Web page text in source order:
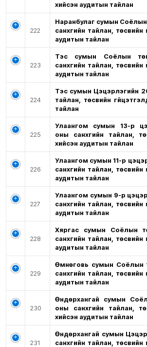
хийсэн аудитын тайлан
222
Наранбулаг сумын
санхүүгийн тайлан,
аудитын тайлан
223
Тэс сумын Соёлын
санхүүгийн тайлан,
аудитын тайлан
224
Тэс сумын Цэцэрлэгийн
тайлан, төсвийн
тайлан
225
Улаангом сумын 13-р
оны санхүүгийн тайлан,
хийсэн аудитын тайлан
226
Улаангом сумын 11-р
санхүүгийн тайлан,
аудитын тайлан
227
Улаангом сумын 9-р
санхүүгийн тайлан,
аудитын тайлан
228
Хяргас сумын Соёлын
санхүүгийн тайлан,
аудитын тайлан
229
Өмнөговь сумын Соёлын
санхүүгийн тайлан,
аудитын тайлан
230
Өндөрхангай сумын
оны санхүүгийн тайлан,
хийсэн аудитын тайлан
231
Өндөрхангай сумын
санхүүгийн тайлан,